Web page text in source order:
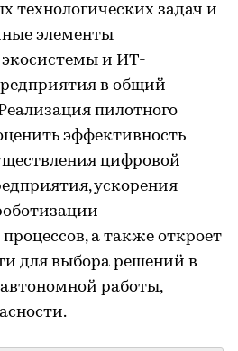
технологических задач и
элементы
и ИТ-
в общий
пилотного
эффективность
цифровой
ускорения
а также откроет
для выбора решений в
работы,